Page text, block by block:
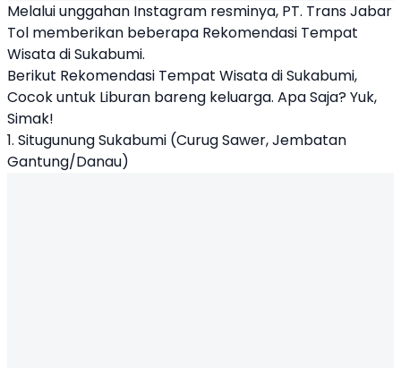
Melalui unggahan Instagram resminya, PT. Trans Jabar
Tol memberikan beberapa Rekomendasi Tempat
Wisatadi Sukabumi.
Berikut Rekomendasi Tempat Wisata di Sukabumi,
Cocok untuk Liburan bareng keluarga. Apa Saja? Yuk,
Simak!
1. Situgunung Sukabumi (Curug Sawer, Jembatan
Gantung/Danau)